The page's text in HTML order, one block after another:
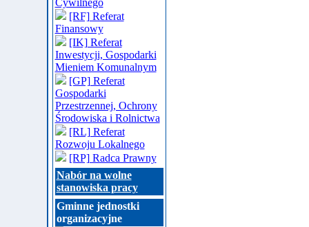
Cywilnego
[RF] Referat
Finansowy
[IK] Referat
Inwestycji, Gospodarki
Mieniem Komunalnym
[GP] Referat
Gospodarki
Przestrzennej, Ochrony
Środowiska i Rolnictwa
[RL] Referat
Rozwoju Lokalnego
[RP] Radca Prawny
Nabór na wolne
stanowiska pracy
Gminne jednostki
organizacyjne